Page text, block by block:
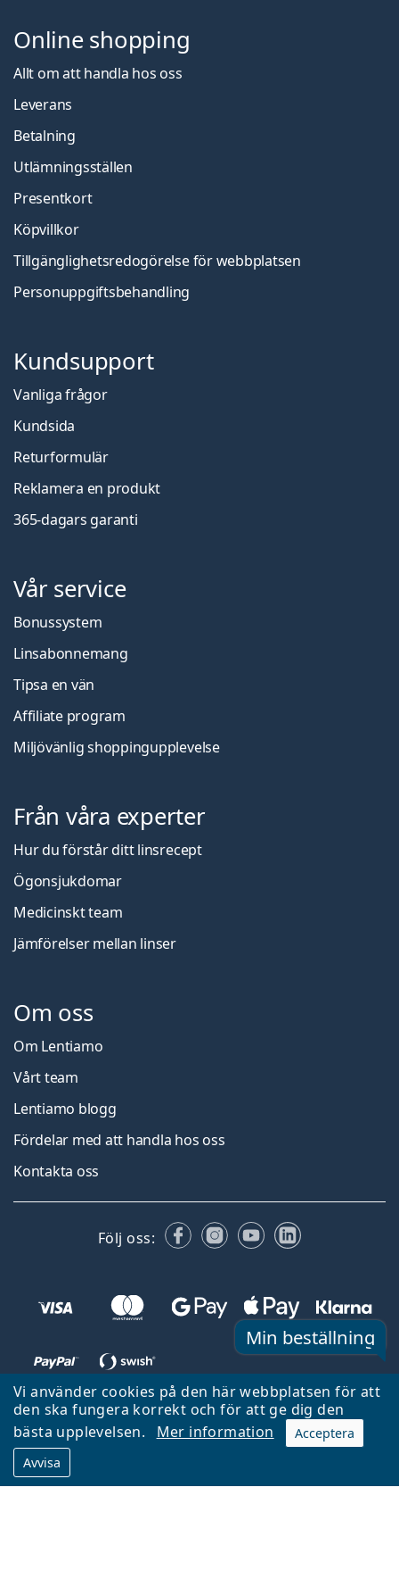
Vi använder cookies på den här webbplatsen för att
den ska fungera korrekt och för att ge dig den
bästa upplevelsen.
Mer information
Acceptera
Avvisa
Min beställning
Online shopping
Allt om att handla hos oss
Leverans
Betalning
Utlämningsställen
Presentkort
Köpvillkor
Tillgänglighetsredogörelse för webbplatsen
Personuppgiftsbehandling
Kundsupport
Vanliga frågor
Kundsida
Returformulär
Reklamera en produkt
365-dagars garanti
Vår service
Bonussystem
Linsabonnemang
Tipsa en vän
Affiliate program
Miljövänlig shoppingupplevelse
Från våra experter
Hur du förstår ditt linsrecept
Ögonsjukdomar
Medicinskt team
Jämförelser mellan linser
Om oss
Om Lentiamo
Vårt team
Lentiamo blogg
Fördelar med att handla hos oss
Kontakta oss
Följ oss: FacebookInstagram
YouTubeLinkedIn
Tillbaka till startsidan
Gå upp
Lentiamo.se ägs och drivs av Lentiamo s.r.o., Tjeckien